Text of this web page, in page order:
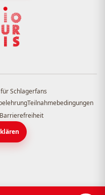
für Schlagerfans
Teilnahmebedingungen
Barrierefreiheit